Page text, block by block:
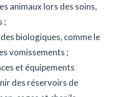
animaux lors des soins,
;
biologiques, comme le
vomissements ;
et équipements
des réservoirs de